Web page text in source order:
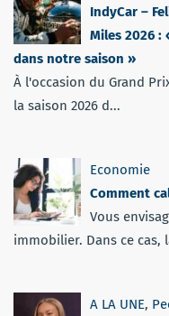
IndyCar –
Miles 2026 :
dans notre saison »
À l'occasion du Grand
la saison 2026 d...
Economie
Comment
Vous
immobilier. Dans ce cas,
A LA UNE,